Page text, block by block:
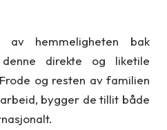
av hemmeligheten bak
direkte og liketile
og resten av familien
bygger de tillit både